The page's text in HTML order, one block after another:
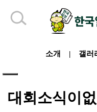
소개 갤러
대회소식이
하단 영역